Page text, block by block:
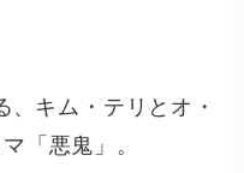
キム・テリとオ・
「悪鬼」。